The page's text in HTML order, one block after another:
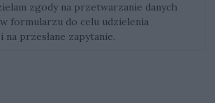
zgody na przetwarzanie danych
formularzu do celu udzielenia
na przesłane zapytanie.